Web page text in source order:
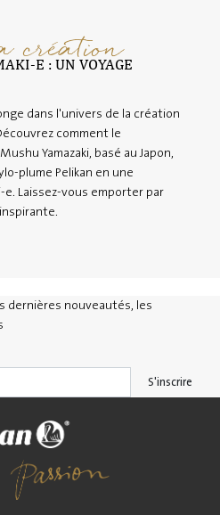
E : UN VOYAGE
dans l'univers de la création
comment le
Yamazaki, basé au Japon,
plume Pelikan en une
Laissez-vous emporter par
dernières nouveautés, les
S'inscrire